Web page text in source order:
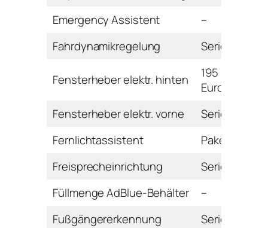
Emergency Assistent
–
Fahrdynamikregelung
Serie
Fensterheber elektr. hinten
195
Euro
Fensterheber elektr. vorne
Serie
Fernlichtassistent
Paket
Freisprecheinrichtung
Serie
Füllmenge AdBlue-Behälter
–
Fußgängererkennung
Serie